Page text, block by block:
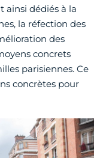
ainsi dédiés à la
la réfection des
des
concrets
parisiennes. Ce
concrètes pour